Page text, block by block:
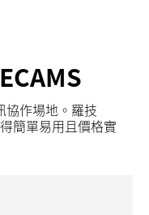
協作場地。羅技
簡單易用且價格實